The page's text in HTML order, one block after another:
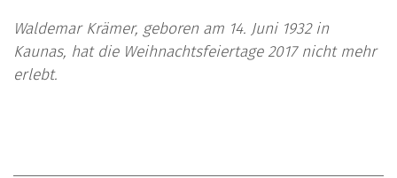
Waldemar Krämer, geboren am 14. Juni 1932 in
Kaunas, hat die Weihnachtsfeiertage 2017 nicht mehr
erlebt.